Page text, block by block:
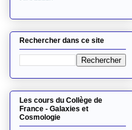
Rechercher dans ce site
Les cours du Collège de
France - Galaxies et
Cosmologie